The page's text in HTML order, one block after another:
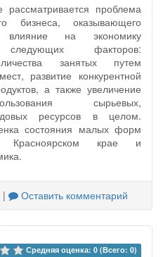
рассматривается проблема
бизнеса, оказывающего
влияние на экономику
следующих факторов:
занятых путем
развитие конкурентной
а также увеличение
сырьевых,
ресурсов в целом.
состояния малых форм
в Красноярском крае и
| Оставить комментарий
Средняя оценка: 0 (Всего: 0)